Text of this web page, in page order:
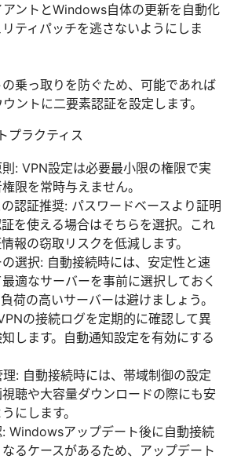
ントとWindows自体の更新を自動化
ティパッチを逃さないようにしま
乗っ取りを防ぐため、可能であれば
ントに二要素認証を設定します。
プラクティス
: VPN設定は必要最小限の権限で実
限を常時与えません。
認証推奨: パスワードベースより証明
を使える場合はそちらを選択。これ
報の窃取リスクを低減します。
選択: 自動接続時には、安定性と速
適なサーバーを事前に選択しておく
荷の高いサーバーは避けましょう。
の接続ログを定期的に確認して異
します。自動通知設定を有効にする
: 自動接続時には、帯域制御の設定
聴や大容量ダウンロードの際にも安
にします。
Windowsアップデート後に自動接続
るケースがあるため、アップデート